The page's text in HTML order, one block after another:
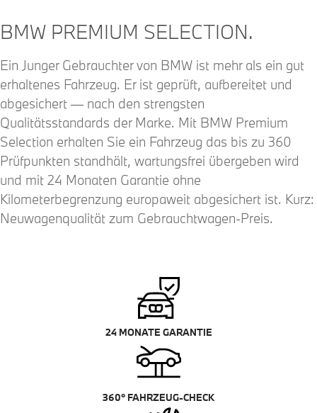
BMW PREMIUM SELECTION.
Ein Junger Gebrauchter von BMW ist mehr als ein gut
erhaltenes Fahrzeug. Er ist geprüft, aufbereitet und
abgesichert — nach den strengsten
Qualitätsstandards der Marke. Mit BMW Premium
Selection erhalten Sie ein Fahrzeug das bis zu 360
Prüfpunkten standhält, wartungsfrei übergeben wird
und mit 24 Monaten Garantie ohne
Kilometerbegrenzung europaweit abgesichert ist. Kurz:
Neuwagenqualität zum Gebrauchtwagen-Preis.
24 MONATE GARANTIE
360° FAHRZEUG-CHECK